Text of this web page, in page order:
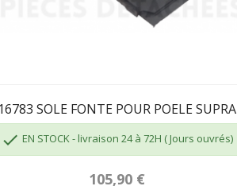
16783 SOLE FONTE POUR POELE SUPRA
 EN STOCK - livraison 24 à 72H ( Jours ouvrés)
105,90 €